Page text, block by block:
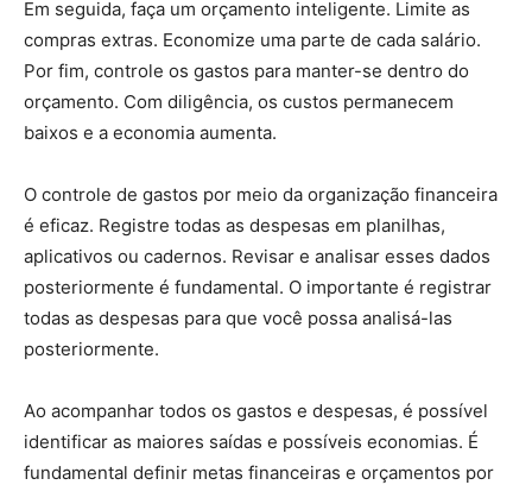
Em seguida, faça um orçamento inteligente. Limite as
compras extras. Economize uma parte de cada salário.
Por fim, controle os gastos para manter-se dentro do
orçamento. Com diligência, os custos permanecem
baixos e a economia aumenta.
O controle de gastos por meio da organização financeira
é eficaz. Registre todas as despesas em planilhas,
aplicativos ou cadernos. Revisar e analisar esses dados
posteriormente é fundamental. O importante é registrar
todas as despesas para que você possa analisá-las
posteriormente.
Ao acompanhar todos os gastos e despesas, é possível
identificar as maiores saídas e possíveis economias. É
fundamental definir metas financeiras e orçamentos por